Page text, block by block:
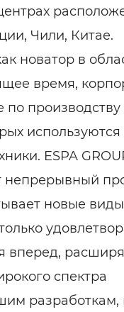
Чили, Китае.
новатор в
время,
производству
ESPA
непрерывный
новые виды
вперед,
спектра